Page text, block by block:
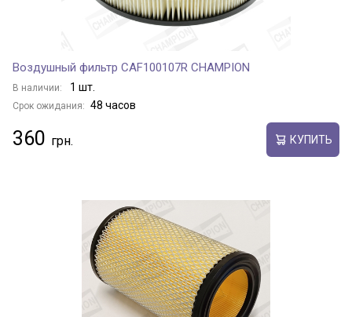
Воздушный фильтр CAF100107R CHAMPION
В наличии: 1 шт.
Срок ожидания: 48 часов
360 КУПИТЬ